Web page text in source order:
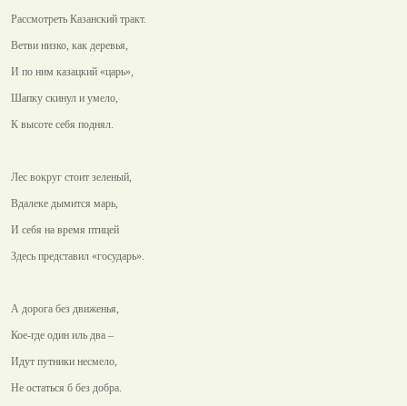
Рассмотреть Казанский тракт.
Ветви низко, как деревья,
И по ним казацкий «царь»,
Шапку скинул и умело,
К высоте себя поднял.
Лес вокруг стоит зеленый,
Вдалеке дымится марь,
И себя на время птицей
Здесь представил «государь».
А дорога без движенья,
Кое-где один иль два –
Идут путники несмело,
Не остаться б без добра.